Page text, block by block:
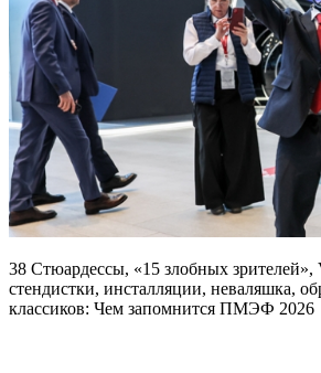
38 Стюардессы, «15 злобных зрителей»,
стендистки, инсталляции, неваляшка,
классиков: Чем запомнится ПМЭФ 2026